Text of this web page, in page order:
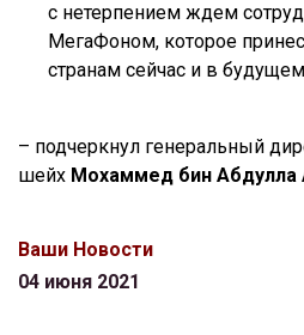
с нетерпением ждем
МегаФоном, которое
странам сейчас и в
– подчеркнул генеральный
шейх Мохаммед бин Абдулла
Ваши Новости
04 июня 2021